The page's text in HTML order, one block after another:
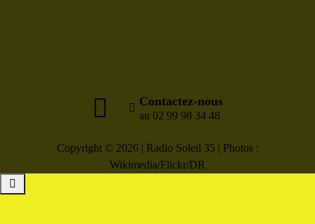
Contactez-nous
au 02 99 98 34 48
Copyright © 2026 | Radio Soleil 35 | Photos :
Wikimedia/Flickr/DR